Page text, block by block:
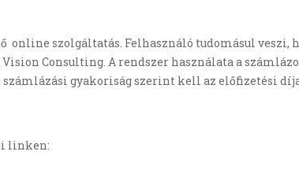
online szolgáltatás. Felhasználó tudomásul
Consulting. A rendszer használata a
gyakoriság szerint kell az előfizetési
linken: